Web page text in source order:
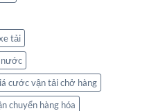
tải
nước
cước vận tải chở hàng
chuyển hàng hóa